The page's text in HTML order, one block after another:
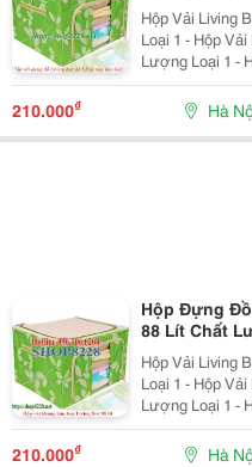
Hộp Vải Living
Loại 1 - Hộp
Lượng Loại 1 -
Chất Lượng
Hàng Chất
210.000₫ Hà
Hộp Đựng
88 Lít Chất
Hộp Vải Living
Loại 1 - Hộp
Lượng Loại 1 -
Chất Lượng
Hàng Chất
210.000₫ Hà